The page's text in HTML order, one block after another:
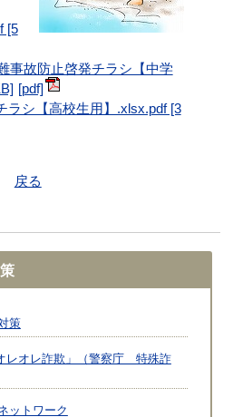
[5
事故防止啓発チラシ【中学
ラシ【高校生用】.xlsx.pdf [3
戻る
策
レオレ詐欺」（警察庁 特殊詐
ットワーク